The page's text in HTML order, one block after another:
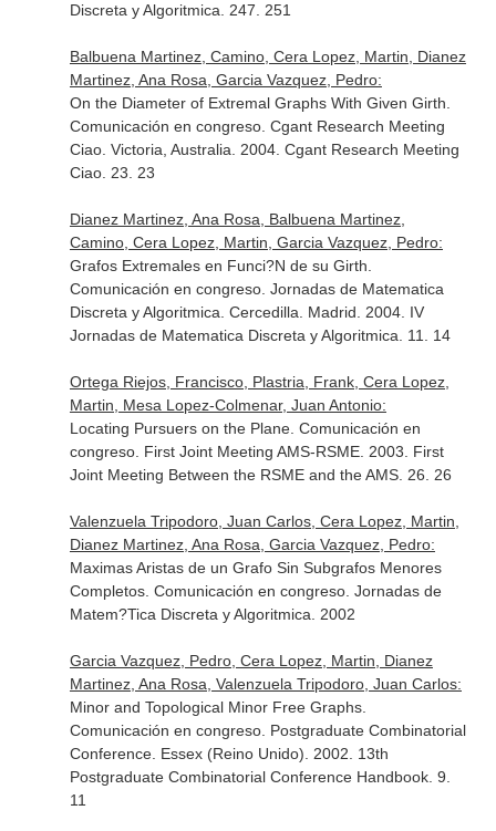
Discreta y Algoritmica. 247. 251
Balbuena Martinez, Camino, Cera Lopez, Martin, Dianez
Martinez, Ana Rosa, Garcia Vazquez, Pedro:
On the Diameter of Extremal Graphs With Given Girth.
Comunicación en congreso. Cgant Research Meeting
Ciao. Victoria, Australia. 2004. Cgant Research Meeting
Ciao. 23. 23
Dianez Martinez, Ana Rosa, Balbuena Martinez,
Camino, Cera Lopez, Martin, Garcia Vazquez, Pedro:
Grafos Extremales en Funci?N de su Girth.
Comunicación en congreso. Jornadas de Matematica
Discreta y Algoritmica. Cercedilla. Madrid. 2004. IV
Jornadas de Matematica Discreta y Algoritmica. 11. 14
Ortega Riejos, Francisco, Plastria, Frank, Cera Lopez,
Martin, Mesa Lopez-Colmenar, Juan Antonio:
Locating Pursuers on the Plane. Comunicación en
congreso. First Joint Meeting AMS-RSME. 2003. First
Joint Meeting Between the RSME and the AMS. 26. 26
Valenzuela Tripodoro, Juan Carlos, Cera Lopez, Martin,
Dianez Martinez, Ana Rosa, Garcia Vazquez, Pedro:
Maximas Aristas de un Grafo Sin Subgrafos Menores
Completos. Comunicación en congreso. Jornadas de
Matem?Tica Discreta y Algoritmica. 2002
Garcia Vazquez, Pedro, Cera Lopez, Martin, Dianez
Martinez, Ana Rosa, Valenzuela Tripodoro, Juan Carlos:
Minor and Topological Minor Free Graphs.
Comunicación en congreso. Postgraduate Combinatorial
Conference. Essex (Reino Unido). 2002. 13th
Postgraduate Combinatorial Conference Handbook. 9.
11